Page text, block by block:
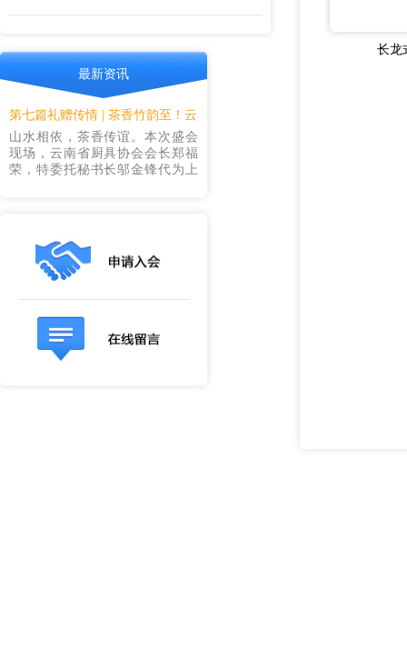
最新资讯
第七篇礼赠传情 | 茶香竹韵至！云
南竹筒茶叶礼献盛会
山水相依，茶香传谊。本次盛会
现场，云南省厨具协会会长郑福
荣，特委托秘书长邬金锋代为上
长龙